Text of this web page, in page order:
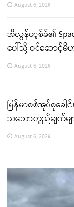
August 6, 2026
အီလွန်မာ့စ်ခ်၏
ပေါ်သို့ ဝင်ဆောင့်
August 6, 2026
မြန်မာစစ်အုပ်စုခေါ
သဘောတူညီချက်မ
August 6, 2026